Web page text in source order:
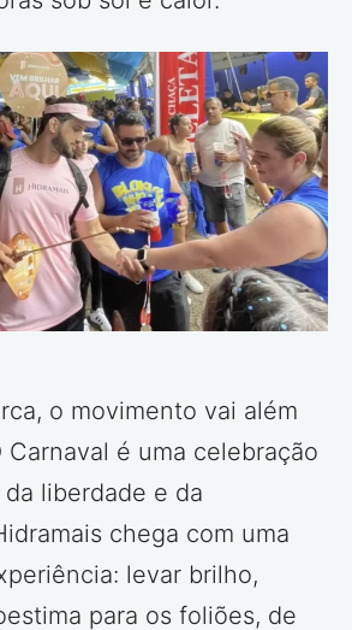
o movimento vai além
Carnaval é uma celebração
liberdade e da
chega com uma
levar brilho,
para os foliões, de